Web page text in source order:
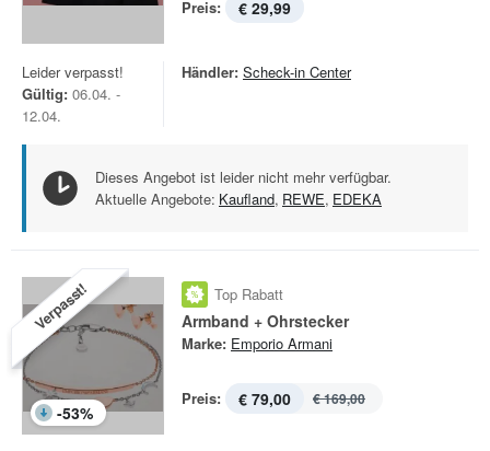
Preis: € 29,99
Leider verpasst!
Gültig: 06.04. -
12.04.
Händler: Scheck-in Center
Dieses Angebot ist leider nicht mehr verfügbar.
Aktuelle Angebote: Kaufland, REWE, EDEKA
Verpasst!
-53%
Top Rabatt
Armband + Ohrstecker
Marke: Emporio Armani
Preis: € 79,00 € 169,00